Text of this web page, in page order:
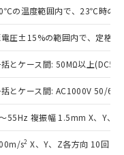
の温度範囲内で、23℃時の
電圧±15%の範囲内で、定格
とケース間: 50MΩ以上
とケース間: AC1000V 50/
55Hz 複振幅 1.5mm X、Y、Z
s2 X、Y、Z各方向 10回
機器事業取扱
び標準価格
だくもので
品の中には、
る商品もある
照会結果は、
での社内デー
のであり、閲
（10物質）の
たは確認中の
無形物で、有
す。
有部品として
た場合などや
ます。
以下、 カド
中国RoHSの
す。
中国RoHSの
します。
売部門へお問
：
のうち、外国
定める商品
いう）を輸出
場合は、日本